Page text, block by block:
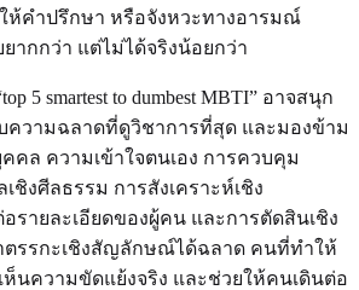
ห้คำปรึกษา หรือจังหวะทางอารมณ์
ากกว่า แต่ไม่ได้จริงน้อยกว่า
5 smartest to dumbest MBTI” อาจสนุก
ความฉลาดที่ดูวิชาการที่สุด และมองข้าม
คล ความเข้าใจตนเอง การควบคุม
ชิงศีลธรรม การสังเคราะห์เชิง
รายละเอียดของผู้คน และการตัดสินเชิง
รรกะเชิงสัญลักษณ์ได้ฉลาด คนที่ทำให้
ห็นความขัดแย้งจริง และช่วยให้คนเดินต่อ